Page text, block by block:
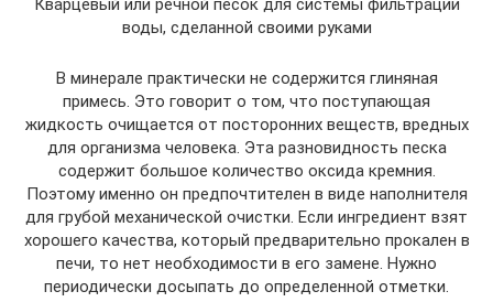
воды, сделанной своими руками
В минерале практически не содержится глиняная
примесь. Это говорит о том, что поступающая
жидкость очищается от посторонних веществ, вредных
для организма человека. Эта разновидность песка
содержит большое количество оксида кремния.
Поэтому именно он предпочтителен в виде наполнителя
для грубой механической очистки. Если ингредиент взят
хорошего качества, который предварительно прокален в
печи, то нет необходимости в его замене. Нужно
периодически досыпать до определенной отметки.